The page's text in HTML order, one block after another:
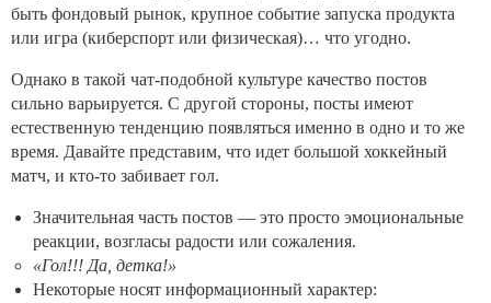
быть фондовый рынок, крупное событие запуска продукта
или игра (киберспорт или физическая)… что угодно.
Однако в такой чат-подобной культуре качество постов
сильно варьируется. С другой стороны, посты имеют
естественную тенденцию появляться именно в одно и то же
время. Давайте представим, что идет большой хоккейный
матч, и кто-то забивает гол.
Значительная часть постов — это просто эмоциональные
реакции, возгласы радости или сожаления.
«Гол!!! Да, детка!»
Некоторые носят информационный характер: